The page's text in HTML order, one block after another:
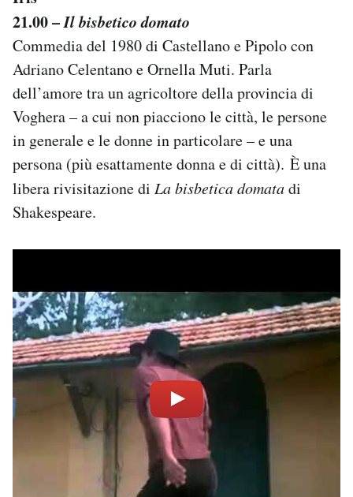
21.00 –Il bisbetico domato
Commedia del 1980 di Castellano e Pipolo con
Adriano Celentano e Ornella Muti. Parla
dell’amore tra un agricoltore della provincia di
Voghera – a cui non piacciono le città, le persone
in generale e le donne in particolare – e una
persona (più esattamente donna e di città). È una
libera rivisitazione di La bisbetica domatadi
Shakespeare.